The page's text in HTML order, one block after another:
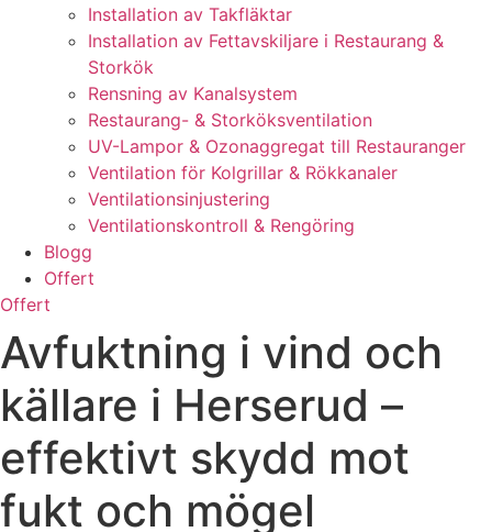
Installation av Takfläktar
Installation av Fettavskiljare i Restaurang &
Storkök
Rensning av Kanalsystem
Restaurang- & Storköksventilation
UV-Lampor & Ozonaggregat till Restauranger
Ventilation för Kolgrillar & Rökkanaler
Ventilationsinjustering
Ventilationskontroll & Rengöring
Blogg
Offert
Offert
Avfuktning i vind och
källare i Herserud –
effektivt skydd mot
fukt och mögel